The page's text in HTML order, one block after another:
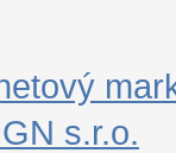
s.r.o.